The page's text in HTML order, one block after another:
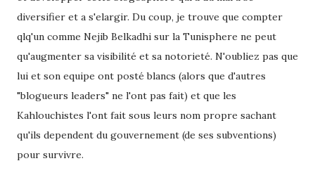
diversifier et a s'elargir. Du coup, je trouve que compter
qlq'un comme Nejib Belkadhi sur la Tunisphere ne peut
qu'augmenter sa visibilité et sa notorieté. N'oubliez pas que
lui et son equipe ont posté blancs (alors que d'autres
"blogueurs leaders" ne l'ont pas fait) et que les
Kahlouchistes l'ont fait sous leurs nom propre sachant
qu'ils dependent du gouvernement (de ses subventions)
pour survivre.